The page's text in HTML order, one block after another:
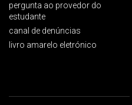
pergunta ao provedor do
estudante
canal de denúncias
livro amarelo eletrónico